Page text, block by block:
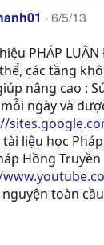
6/5/13
PHÁP
các tầng
nâng cao :
ngày và
tài liệu học
Hồng Truyền
toàn